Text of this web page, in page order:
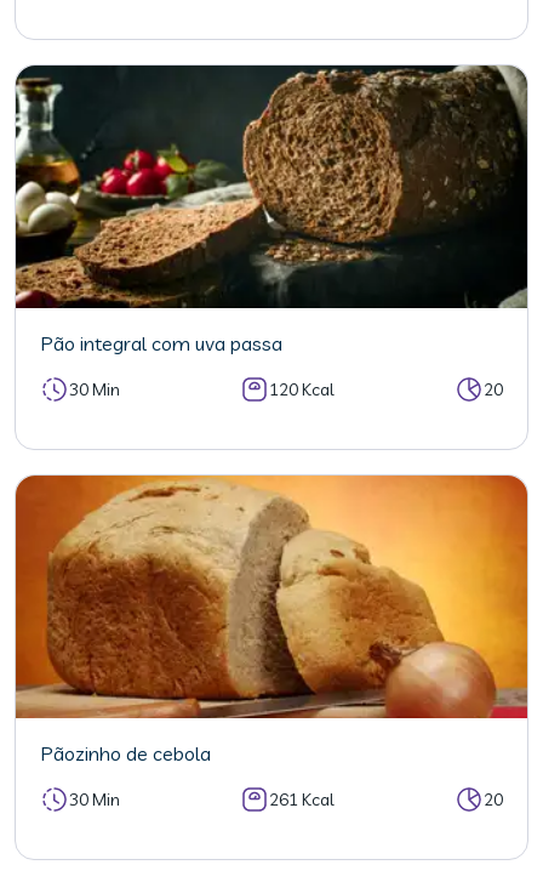
Pão integral com uva passa
30 Min 120 Kcal 20
Pãozinho de cebola
30 Min 261 Kcal 20